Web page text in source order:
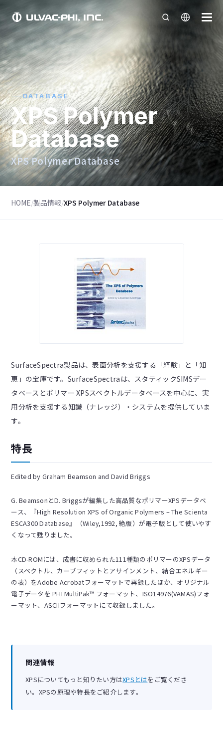
DATABASE
XPS Polymer
Database
XPS Polymer Database
HOME/製品情報/XPS Polymer Database
SurfaceSpectra製品は、表面分析を支援する「経験」と「知
恵」の宝庫です。SurfaceSpectraは、スタティックSIMSデー
タベースとポリマー XPSスペクトルデータベースを中心に、実
用分析を支援する知識（ナレッジ）・システムを提供していま
す。
特長
Edited by Graham Beamson and David Briggs
G. BeamsonとD. Briggsが編集した高品質なポリマーXPSデータベ
ース、『High Resolution XPS of Organic Polymers – The Scienta
ESCA300 Database』（Wiley,1992, 絶版）が電子版として使いやす
くなって甦りました。
本CD-ROMには、成書に収められた111種類のポリマーのXPSデータ
（スペクトル、カーブフィットとアサインメント、結合エネルギー
の表）をAdobe Acrobatフォーマットで再録したほか、オリジナル
電子データを PHI MultiPak™ フォーマット、ISO14976(VAMAS)フォ
ーマット、ASCIIフォーマットにて収録しました。
関連情報
XPSについてもっと知りたい方はXPSとはをご覧くださ
い。XPSの原理や特長をご紹介します。